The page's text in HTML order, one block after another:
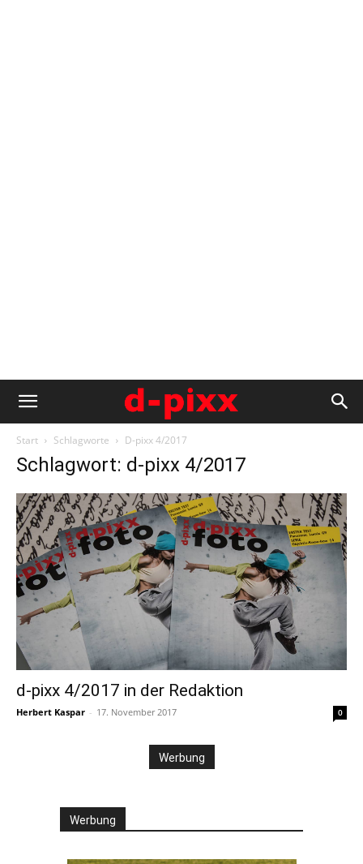
Start Schlagworte D-pixx 4/2017
Schlagwort: d-pixx 4/2017
d-pixx 4/2017 in der Redaktion
Herbert Kaspar - 17. November 2017 0
Werbung
Werbung